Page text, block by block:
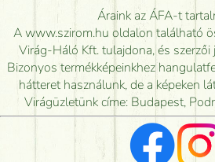
Meddig rendelhetek
kiszállítsák?
Mennyire gyorsan tudják
mikor tudják leghamarabb
Vörös rózsát keresek,
Milyen visszajelzést kapok a
Áraink az ÁFA-t
A www.szirom.hu oldalon található
Virág-Háló Kft. tulajdona, és
Bizonyos termékképeinkhez
hátteret használunk, de a képeken
Virágüzletünk címe: Budapest,